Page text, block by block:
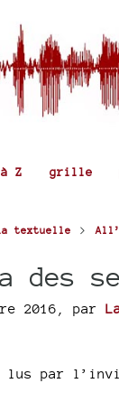
Z grille
textuelle >
des
2016 par
par